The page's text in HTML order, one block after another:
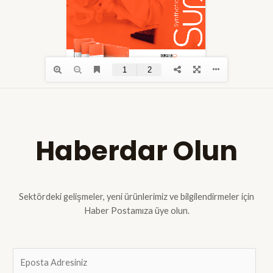
Haberdar Olun
Sektördeki gelişmeler, yeni ürünlerimiz ve bilgilendirmeler için
Haber Postamıza üye olun.